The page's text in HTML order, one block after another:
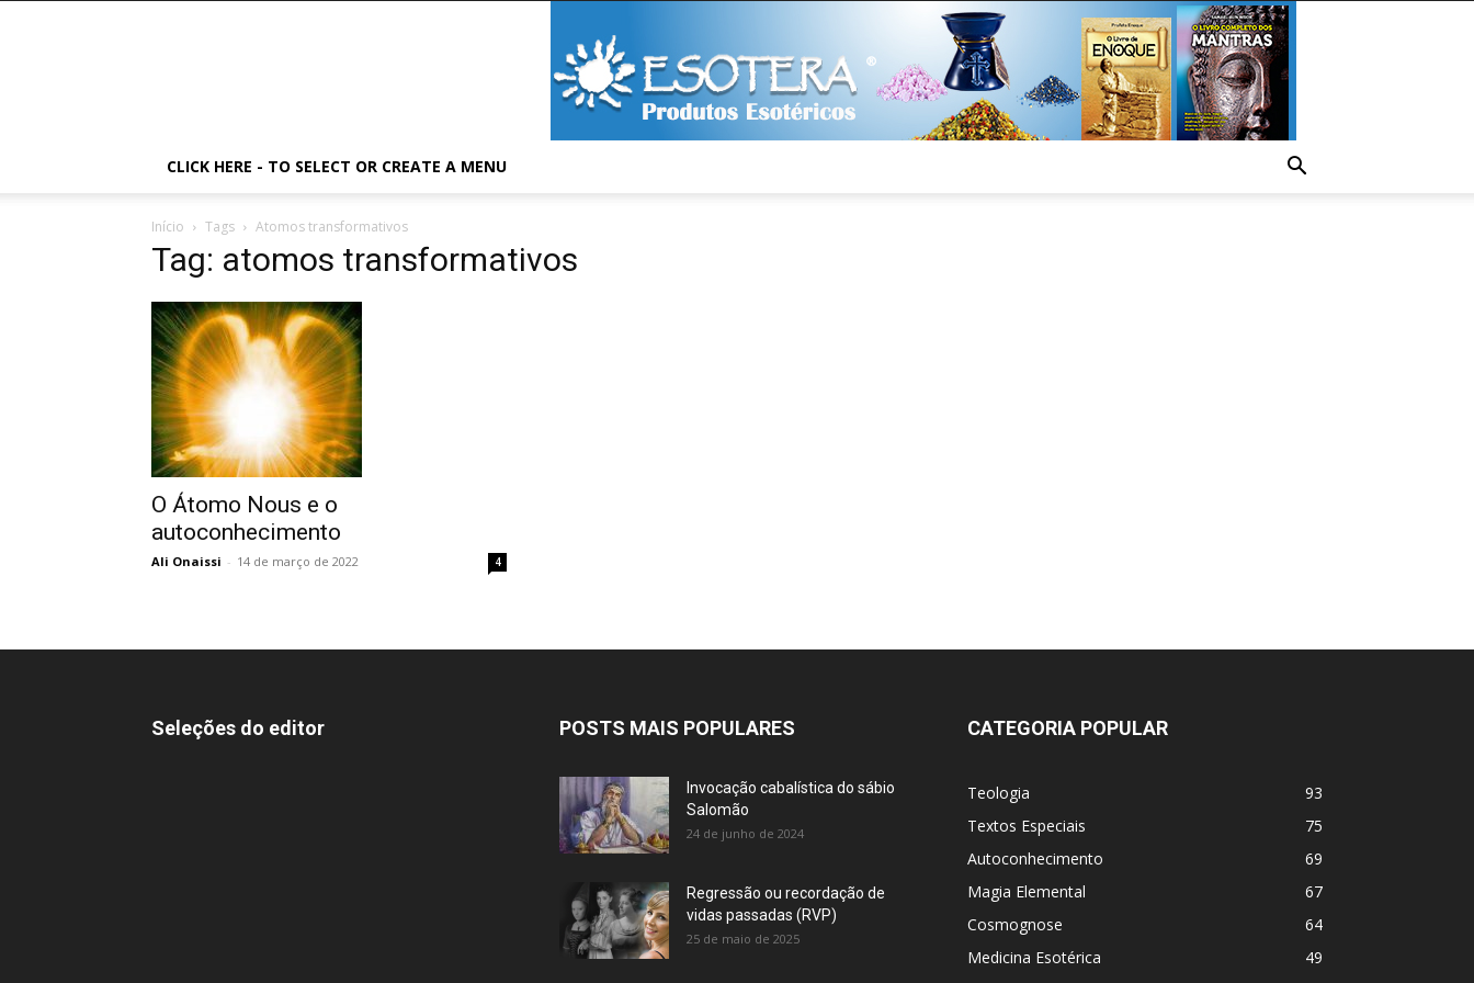
CLICK HERE - TO SELECT OR CREATE A MENU
Início Tags Atomos transformativos
Tag: atomos transformativos
O Átomo Nous e o
autoconhecimento
Ali Onaissi - 14 de março de 2022 4
Seleções do editor POSTS MAIS POPULARES
Invocação cabalística do sábio
Salomão
24 de junho de 2024
Regressão ou recordação de
vidas passadas (RVP)
25 de maio de 2025
CATEGORIA POPULAR
Teologia
93
Textos Especiais
75
Autoconhecimento
69
Magia Elemental
67
Cosmognose
64
Medicina Esotérica
49